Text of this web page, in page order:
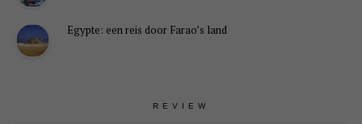
Egypte: een reis door Farao’s land
REVIEW